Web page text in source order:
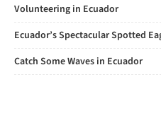
Volunteering in Ecuador
Ecuador’s Spectacular Spotted
Catch Some Waves in Ecuador